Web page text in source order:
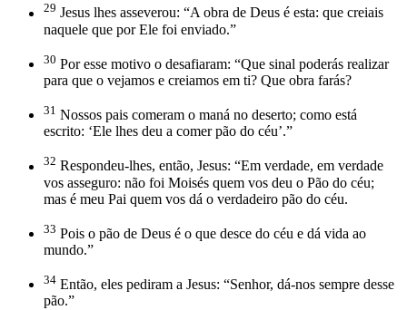
29 Jesus lhes asseverou: “A obra de Deus é esta: que creiais
naquele que por Ele foi enviado.”
30 Por esse motivo o desafiaram: “Que sinal poderás realizar
para que o vejamos e creiamos em ti? Que obra farás?
31 Nossos pais come­ram o maná no deserto; como está
escrito: ‘Ele lhes deu a comer pão do céu’.”
32 Respondeu-lhes, então, Jesus: “Em verdade, em verdade
vos asseguro: não foi Moisés quem vos deu o Pão do céu;
mas é meu Pai quem vos dá o verdadeiro pão do céu.
33 Pois o pão de Deus é o que desce do céu e dá vida ao
mundo.”
34 Então, eles pediram a Jesus: “Senhor, dá-nos sempre desse
pão.”